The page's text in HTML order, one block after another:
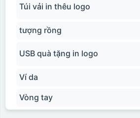
Túi vải in thêu logo
tượng rồng
USB quà tặng in logo
Ví da
Vòng tay